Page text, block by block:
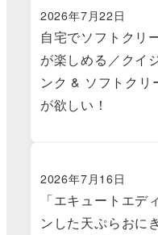
自宅でソフトクリ
が楽しめる／クイ
ンク & ソフトクリ
が欲しい！
2026年7月22日
「エキュートエ
ンした天ぷらおに
2026年7月16日